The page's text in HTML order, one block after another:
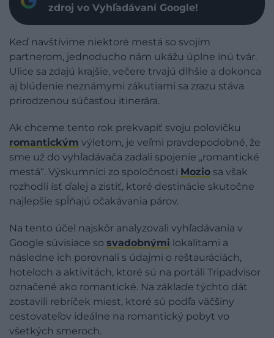
zdroj vo Vyhľadávaní Google!
Keď navštívime niektoré mestá so svojím
partnerom, jednoducho nám ukážu úplne inú tvár.
Ulice sa zdajú krajšie, večere trvajú dlhšie a dokonca
aj blúdenie neznámymi zákutiami sa zrazu stáva
prirodzenou súčasťou itinerára.
Ak chceme tento rok prekvapiť svoju polovičku
romantickým výletom, je veľmi pravdepodobné, že
sme už do vyhľadávača zadali spojenie „romantické
mestá“. Výskumníci zo spoločnosti Mozio sa však
rozhodli ísť ďalej a zistiť, ktoré destinácie skutočne
najlepšie spĺňajú očakávania párov.
Na tento účel najskôr analyzovali vyhľadávania v
Google súvisiace so svadobnými lokalitami a
následne ich porovnali s údajmi o reštauráciách,
hoteloch a aktivitách, ktoré sú na portáli Tripadvisor
označené ako romantické. Na základe týchto dát
zostavili rebríček miest, ktoré sú podľa väčšiny
cestovateľov ideálne na romantický pobyt vo
všetkých smeroch.